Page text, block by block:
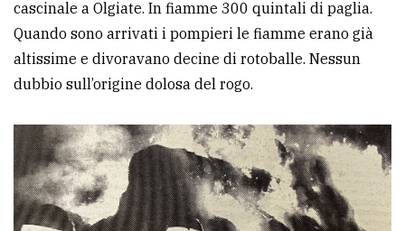
cascinale a Olgiate. In fiamme 300 quintali di paglia.
Quando sono arrivati i pompieri le fiamme erano già
altissime e divoravano decine di rotoballe. Nessun
dubbio sull’origine dolosa del rogo.